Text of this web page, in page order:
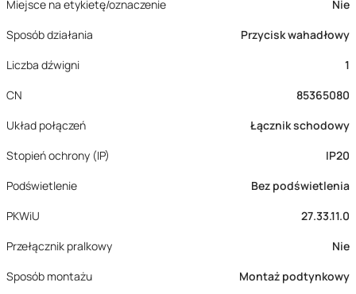
Miejsce na etykietę/oznaczenie
Nie
Sposób działania
Przycisk wahadłowy
Liczba dźwigni
1
CN
85365080
Układ połączeń
Łącznik schodowy
Stopień ochrony (IP)
IP20
Podświetlenie
Bez podświetlenia
PKWiU
27.33.11.0
Przełącznik pralkowy
Nie
Sposób montażu
Montaż podtynkowy